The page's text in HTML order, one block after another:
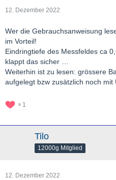
12. Dezember 2022
Wer die Gebrauchsanweisung
im Vorteil!
Eindringtiefe des Messfeldes ca
klappt das sicher …
Weiterhin ist zu lesen: grössere
aufgelegt bzw zusätzlich noch mit
1
Tilo
12000g Mitglied
12. Dezember 2022